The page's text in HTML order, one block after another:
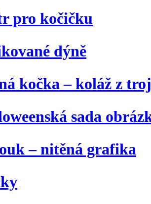
pro kočičku
dýně
kočka – koláž z
sada
– nitěná grafika